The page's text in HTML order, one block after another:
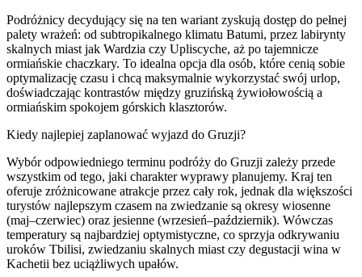
Podróżnicy decydujący się na ten wariant zyskują dostęp do pełnej
palety wrażeń: od subtropikalnego klimatu Batumi, przez labirynty
skalnych miast jak Wardzia czy Upliscyche, aż po tajemnicze
ormiańskie chaczkary. To idealna opcja dla osób, które cenią sobie
optymalizację czasu i chcą maksymalnie wykorzystać swój urlop,
doświadczając kontrastów między gruzińską żywiołowością a
ormiańskim spokojem górskich klasztorów.
Kiedy najlepiej zaplanować wyjazd do Gruzji?
Wybór odpowiedniego terminu podróży do Gruzji zależy przede
wszystkim od tego, jaki charakter wyprawy planujemy. Kraj ten
oferuje zróżnicowane atrakcje przez cały rok, jednak dla większości
turystów najlepszym czasem na zwiedzanie są okresy wiosenne
(maj–czerwiec) oraz jesienne (wrzesień–październik). Wówczas
temperatury są najbardziej optymistyczne, co sprzyja odkrywaniu
uroków Tbilisi, zwiedzaniu skalnych miast czy degustacji wina w
Kachetii bez uciążliwych upałów.